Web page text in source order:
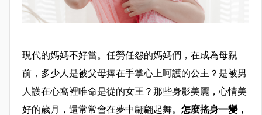
現代的媽媽不好當。任勞任怨的媽媽們，在成為母親
前，多少人是被父母捧在手掌心上呵護的公主？是被男
人護在心窩裡唯命是從的女王？那些身影美麗，心情美
好的歲月，還常常會在夢中翩翩起舞。 怎麼搖身一變，